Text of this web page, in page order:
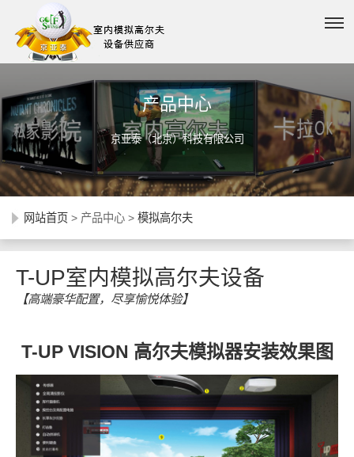
产品中心
京亚泰（北京）科技有限公司
网站首页 > 产品中心 > 模拟高尔夫
T-UP室内模拟高尔夫设备
【高端豪华配置，尽享愉悦体验】
T-UP VISION 高尔夫模拟器安装效果图